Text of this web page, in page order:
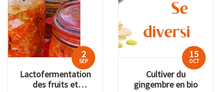
Lactofermentation
des fruits et
2
SEP
Cultiver du
gingembre en bio
15
OCT